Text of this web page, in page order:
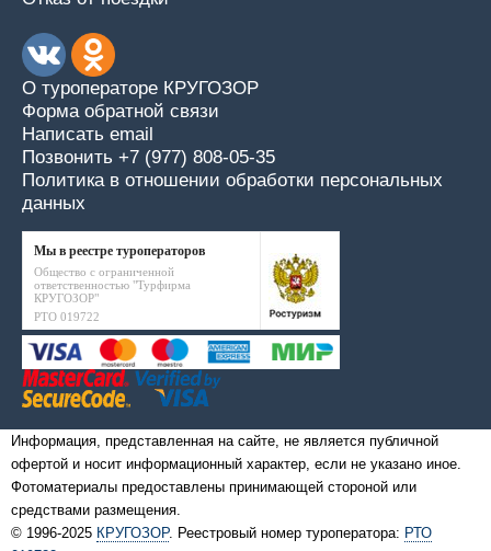
О туроператоре КРУГОЗОР
Форма обратной связи
Написать email
Позвонить +7 (977) 808-05-35
Политика в отношении обработки персональных
данных
Мы в реестре туроператоров
Общество с ограниченной
ответственностью "Турфирма
КРУГОЗОР"
РТО 019722
Информация, представленная на сайте, не является публичной
офертой и носит информационный характер, если не указано иное.
Фотоматериалы предоставлены принимающей стороной или
средствами размещения.
© 1996-2025 КРУГОЗОР. Реестровый номер туроператора: РТО